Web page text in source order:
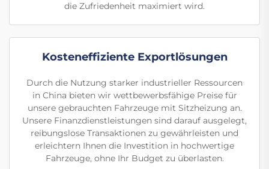
die Zufriedenheit maximiert wird.
Kosteneffiziente Exportlösungen
Durch die Nutzung starker industrieller Ressourcen
in China bieten wir wettbewerbsfähige Preise für
unsere gebrauchten Fahrzeuge mit Sitzheizung an.
Unsere Finanzdienstleistungen sind darauf ausgelegt,
reibungslose Transaktionen zu gewährleisten und
erleichtern Ihnen die Investition in hochwertige
Fahrzeuge, ohne Ihr Budget zu überlasten.